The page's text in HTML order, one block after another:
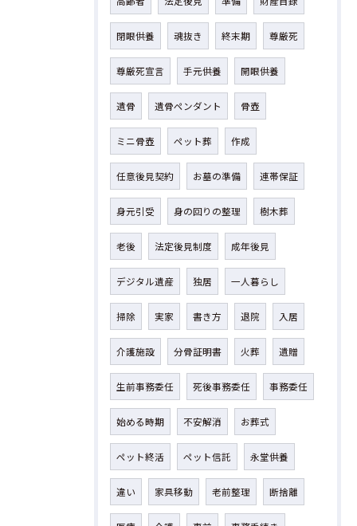
閉眼供養 魂抜き 終末期 尊厳死
尊厳死宣言 手元供養 開眼供養
遺骨 遺骨ペンダント 骨壺
ミニ骨壺 ペット葬 作成
任意後見契約 お墓の準備 連帯保証
身元引受 身の回りの整理 樹木葬
老後 法定後見制度 成年後見
デジタル遺産 独居 一人暮らし
掃除 実家 書き方 退院 入居
介護施設 分骨証明書 火葬 遺贈
生前事務委任 死後事務委任 事務委任
始める時期 不安解消 お葬式
ペット終活 ペット信託 永堂供養
違い 家具移動 老前整理 断捨離